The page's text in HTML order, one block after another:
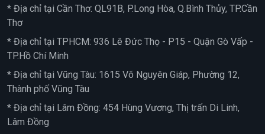
* Địa chỉ tại Cần Thơ: QL91B, P.Long Hòa, Q.Bình Thủy, TP.Cần
Thơ
* Địa chỉ tại TPHCM: 936 Lê Đức Thọ - P15 - Quận Gò Vấp -
TP.Hồ Chí Minh
* Địa chỉ tại Vũng Tàu: 1615 Võ Nguyên Giáp, Phường 12,
Thành phố Vũng Tàu
* Địa chỉ tại Lâm Đồng: 454 Hùng Vương, Thị trấn Di Linh,
Lâm Đồng